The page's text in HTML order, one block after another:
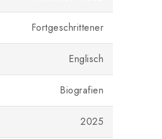
Fortgeschrittener
Englisch
Biografien
2025